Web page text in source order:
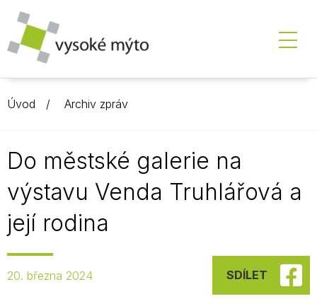
Úvod Archiv zpráv
Do městské galerie na
výstavu Venda Truhlářová a
její rodina
20. března 2024 SDÍLET